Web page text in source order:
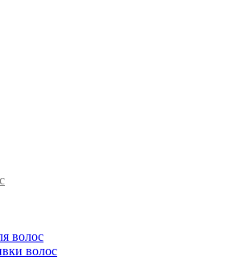
волос
волос